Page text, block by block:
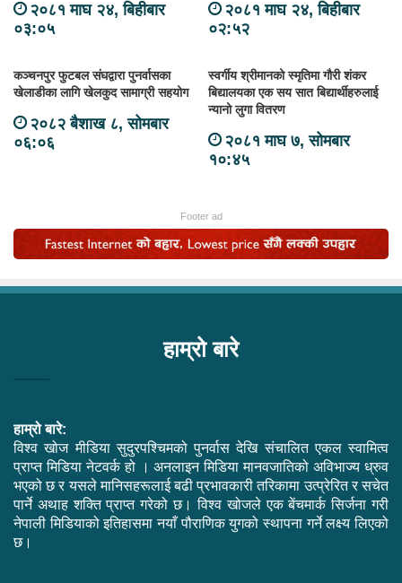
२०८१ माघ २४, बिहीबार
०३:०५
२०८१ माघ २४, बिहीबार
०२:५२
कञ्चनपुर फुटबल संघद्वारा पुनर्वासका
खेलाडीका लागि खेलकुद सामाग्री सहयोग
२०८२ बैशाख ८, सोमबार
०६:०६
स्वर्गीय श्रीमानको स्मृतिमा गौरी शंकर
बिद्यालयका एक सय सात बिद्यार्थीहरुलाई
न्यानो लुगा वितरण
२०८१ माघ ७, सोमबार
१०:४५
Footer ad
हाम्रो बारे
हाम्रो बारे:
विश्व खोज मीडिया सुदुरपश्चिमको पुनर्वास देखि संचालित एकल स्वामित्व
प्राप्त मिडिया नेटवर्क हो । अनलाइन मिडिया मानवजातिको अविभाज्य ध्रुव
भएको छ र यसले मानिसहरूलाई बढी प्रभावकारी तरिकामा उत्प्रेरित र सचेत
पार्ने अथाह शक्ति प्राप्त गरेको छ। विश्व खोजले एक बेंचमार्क सिर्जना गरी
नेपाली मिडियाको इतिहासमा नयाँ पौराणिक युगको स्थापना गर्ने लक्ष्य लिएको
छ।